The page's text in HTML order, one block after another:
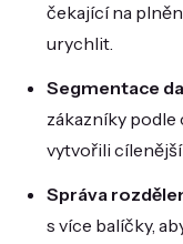
čekající na
urychlit.
Segmentace
zákazníky podle
vytvořili
Správa
s více balíčky,